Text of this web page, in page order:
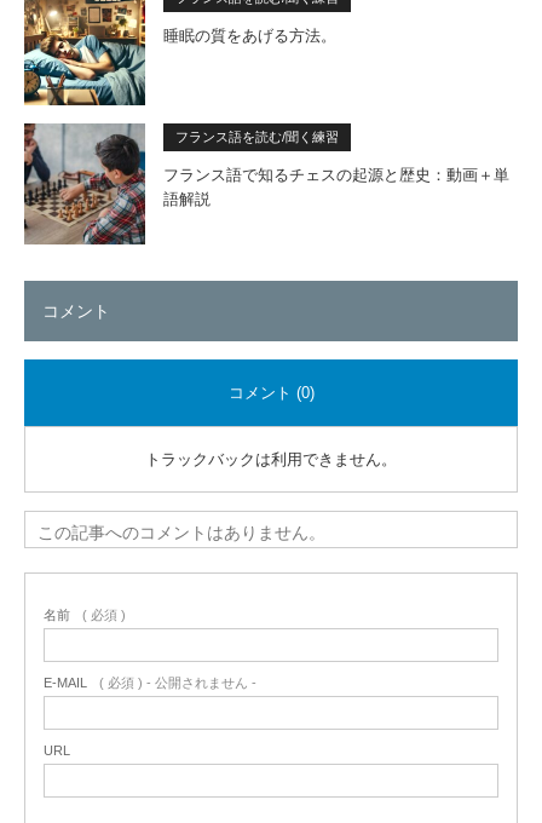
睡眠の質をあげる方法。
フランス語を読む/聞く練習
フランス語で知るチェスの起源と歴史：動画＋単
語解説
コメント
コメント (0)
トラックバックは利用できません。
この記事へのコメントはありません。
名前 ( 必須 )
E-MAIL ( 必須 ) - 公開されません -
URL